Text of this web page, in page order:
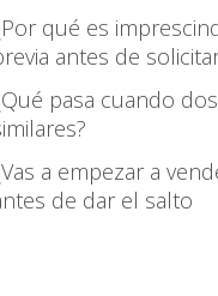
qué es
antes de
pasa cuando
a empezar a
de dar el salto